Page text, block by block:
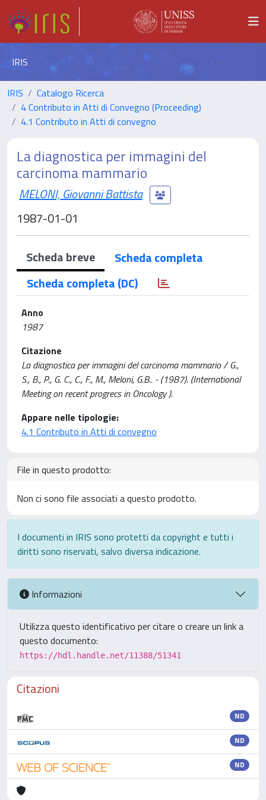
IRIS
IRIS
Catalogo Ricerca
4 Contributo in Atti di Convegno (Proceeding)
4.1 Contributo in Atti di convegno
La diagnostica per immagini del
carcinoma mammario
MELONI, Giovanni Battista
1987-01-01
Scheda breve
Scheda completa
Scheda completa (DC)
Anno
1987
Citazione
La diagnostica per immagini del carcinoma mammario / G.,
S., B., P., G. C., C., F., M., Meloni, G.B.. - (1987). (International
Meeting on recent progrecs in Oncology ).
Appare nelle tipologie:
4.1 Contributo in Atti di convegno
File in questo prodotto:
Non ci sono file associati a questo prodotto.
I documenti in IRIS sono protetti da copyright e tutti i
diritti sono riservati, salvo diversa indicazione.
Informazioni
Utilizza questo identificativo per citare o creare un link a
questo documento:
https://hdl.handle.net/11388/51341
Citazioni
ND
ND
ND